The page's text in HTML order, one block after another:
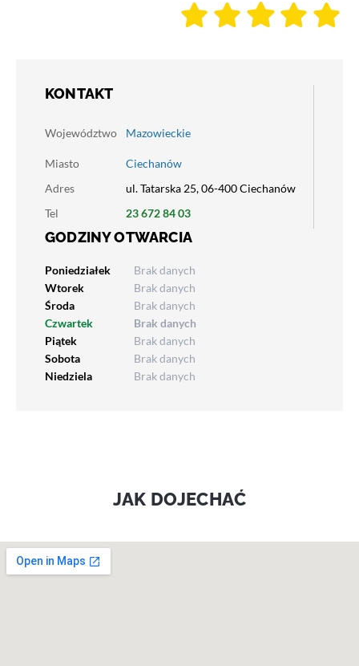
KONTAKT
Województwo Mazowieckie
Miasto
Ciechanów
Adres
ul. Tatarska 25, 06-400 Ciechanów
Tel
23 672 84 03
GODZINY OTWARCIA
Poniedziałek
Brak danych
Wtorek
Brak danych
Środa
Brak danych
Czwartek
Brak danych
Piątek
Brak danych
Sobota
Brak danych
Niedziela
Brak danych
JAK DOJECHAĆ